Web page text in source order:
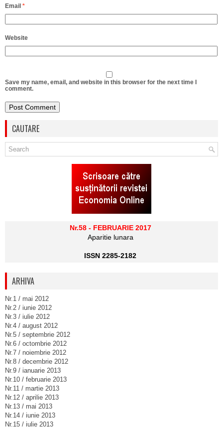
Email *
Website
Save my name, email, and website in this browser for the next time I
comment.
CAUTARE
Nr.58 - FEBRUARIE 2017
Aparitie lunara
ISSN 2285-2182
ARHIVA
Nr.1 / mai 2012
Nr.2 / iunie 2012
Nr.3 / iulie 2012
Nr.4 / august 2012
Nr.5 / septembrie 2012
Nr.6 / octombrie 2012
Nr.7 / noiembrie 2012
Nr.8 / decembrie 2012
Nr.9 / ianuarie 2013
Nr.10 / februarie 2013
Nr.11 / martie 2013
Nr.12 / aprilie 2013
Nr.13 / mai 2013
Nr.14 / iunie 2013
Nr.15 / iulie 2013